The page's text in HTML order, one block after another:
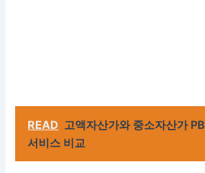
READ 고액자산가와 중소자산가 PB
서비스 비교